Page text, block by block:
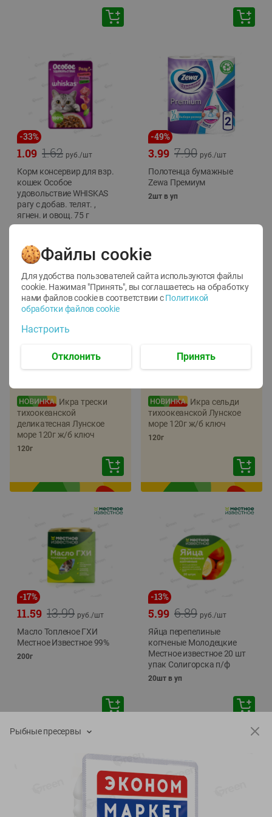
-33%
1.62
1.09 руб./шт
Корм консервир для взр.
кошек Особое
удовольствие WHISKAS
рагу с добав. телят. ,
ягнен. и овощ. 75 г
-49%
7.90
3.99 руб./шт
Полотенца бумажные
Zewa Премиум
2шт в уп
22%
Икра трески
тихоокеанской
деликатесная Лунское
море 120г ж/б ключ
120г
-17%
Икра сельди
тихоокеанской Лунское
море 120г ж/б ключ
120г
-17%
13.99
11.59 руб./шт
Масло Топленое ГХИ
Местное Известное 99%
200г
-13%
6.89
5.99 руб./шт
Яйца перепелиные
копченые Молодецкие
Местное известное 20 шт
упак Солигорска п/ф
20шт в уп
Рыбные пресервы
Файлы cookie
Для удобства пользователей сайта используются файлы
cookie. Нажимая "Принять", вы соглашаетесь на обработку
нами файлов cookie в соответствии с Политикой
обработки файлов cookie
Настроить
Отклонить Принять